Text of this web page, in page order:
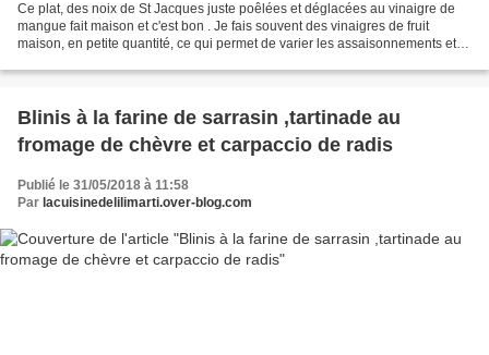
Ce plat, des noix de St Jacques juste poêlées et déglacées au vinaigre de
mangue fait maison et c'est bon . Je fais souvent des vinaigres de fruit
maison, en petite quantité, ce qui permet de varier les assaisonnements et
Blinis à la farine de sarrasin ,tartinade au
fromage de chèvre et carpaccio de radis
Publié le 31/05/2018 à 11:58
Par lacuisinedelilimarti.over-blog.com